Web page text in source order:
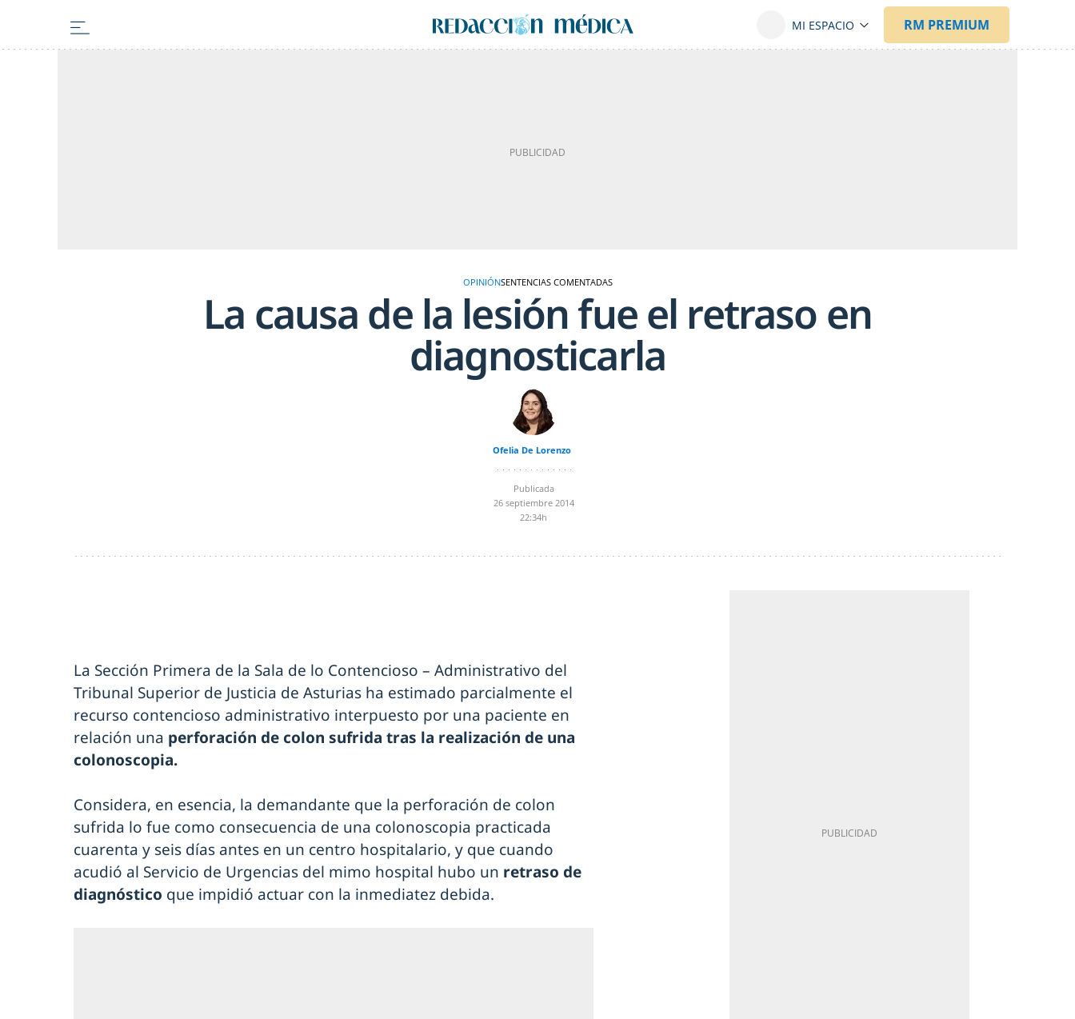
OPINIÓNSENTENCIAS COMENTADAS
La causa de la lesión fue el retraso en
diagnosticarla
Ofelia De Lorenzo
Publicada
26 septiembre 2014
22:34h
La Sección Primera de la Sala de lo Contencioso – Administrativo del
Tribunal Superior de Justicia de Asturias ha estimado parcialmente el
recurso contencioso administrativo interpuesto por una paciente en
relación una perforación de colon sufrida tras la realización de una
colonoscopia.
Considera, en esencia, la demandante que la perforación de colon
sufrida lo fue como consecuencia de una colonoscopia practicada
cuarenta y seis días antes en un centro hospitalario, y que cuando
acudió al Servicio de Urgencias del mimo hospital hubo un retraso de
diagnóstico que impidió actuar con la inmediatez debida.